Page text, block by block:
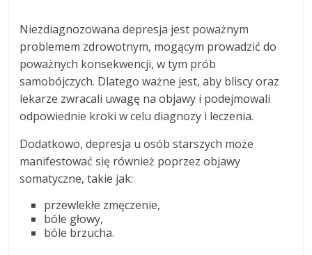
Niezdiagnozowana depresja jest poważnym
problemem zdrowotnym, mogącym prowadzić do
poważnych konsekwencji, w tym prób
samobójczych. Dlatego ważne jest, aby bliscy oraz
lekarze zwracali uwagę na objawy i podejmowali
odpowiednie kroki w celu diagnozy i leczenia.
Dodatkowo, depresja u osób starszych może
manifestować się również poprzez objawy
somatyczne, takie jak:
przewlekłe zmęczenie,
bóle głowy,
bóle brzucha.